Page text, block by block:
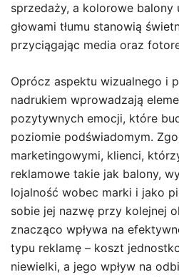
sprzedaży, a kolorowe balony
głowami tłumu stanowią
przyciągając media oraz
Oprócz aspektu wizualnego i
nadrukiem wprowadzają
pozytywnych emocji, które
poziomie podświadomym.
marketingowymi, klienci,
reklamowe takie jak balony,
lojalność wobec marki i jako
sobie jej nazwę przy kolejnej
znacząco wpływa na
typu reklamę – koszt
niewielki, a jego wpływ na